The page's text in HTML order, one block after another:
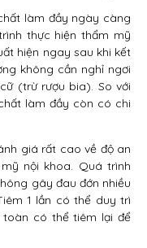
làm đầy ngày càng
thực hiện thẩm mỹ
hiện ngay sau khi kết
không cần nghỉ ngơi
(trừ rượu bia). So với
làm đầy còn có chi
giá rất cao về độ an
nội khoa. Quá trình
gây đau đớn nhiều
1 lần có thể duy trì
có thể tiêm lại để